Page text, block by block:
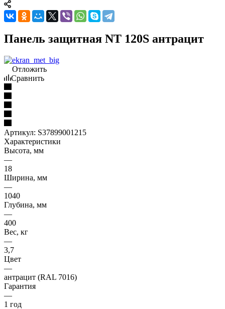
Панель защитная NT 120S антрацит
Отложить
Сравнить
Артикул: S37899001215
Характеристики
Высота, мм
—
18
Ширина, мм
—
1040
Глубина, мм
—
400
Вес, кг
—
3,7
Цвет
—
антрацит (RAL 7016)
Гарантия
—
1 год